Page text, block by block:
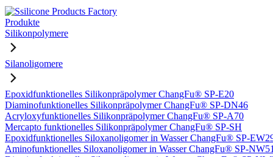
Produkte
Silikonpolymere
Silanoligomere
Epoxidfunktionelles Silikonpräpolymer ChangFu® SP-E20
Diaminofunktionelles Silikonpräpolymer ChangFu® SP-DN46
Acryloxyfunktionelles Silikonpräpolymer ChangFu® SP-A70
Mercapto funktionelles Silikonpräpolymer ChangFu® SP-SH
Epoxidfunktionelles Siloxanoligomer in Wasser ChangFu® SP-
Aminofunktionelles Siloxanoligomer in Wasser ChangFu® SP-